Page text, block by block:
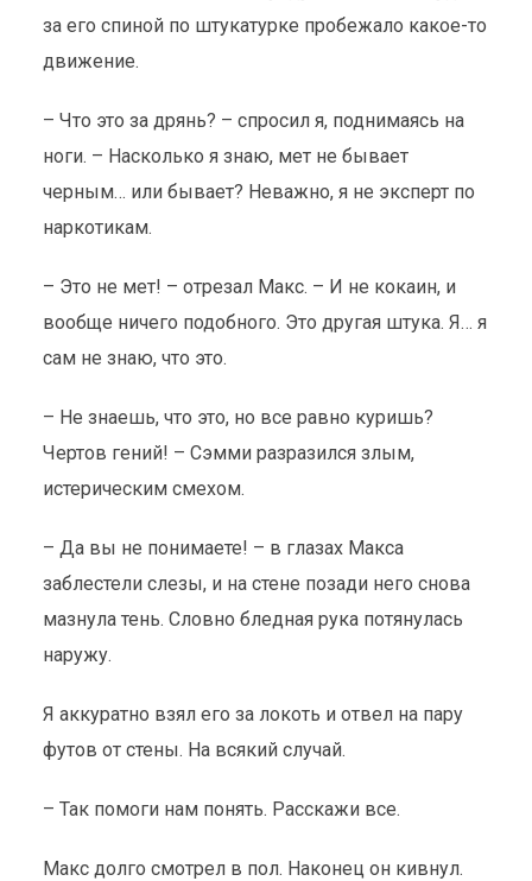
за его спиной по штукатурке пробежало какое-то
движение.
– Что это за дрянь? – спросил я, поднимаясь на
ноги. – Насколько я знаю, мет не бывает
черным… или бывает? Неважно, я не эксперт по
наркотикам.
– Это не мет! – отрезал Макс. – И не кокаин, и
вообще ничего подобного. Это другая штука. Я… я
сам не знаю, что это.
– Не знаешь, что это, но все равно куришь?
Чертов гений! – Сэмми разразился злым,
истерическим смехом.
– Да вы не понимаете! – в глазах Макса
заблестели слезы, и на стене позади него снова
мазнула тень. Словно бледная рука потянулась
наружу.
Я аккуратно взял его за локоть и отвел на пару
футов от стены. На всякий случай.
– Так помоги нам понять. Расскажи все.
Макс долго смотрел в пол. Наконец он кивнул.